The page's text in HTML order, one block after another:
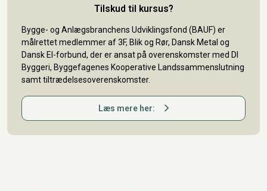
Tilskud til kursus?
Bygge- og Anlægsbranchens Udviklingsfond (BAUF) er
målrettet medlemmer af 3F, Blik og Rør, Dansk Metal og
Dansk El-forbund, der er ansat på overenskomster med DI
Byggeri, Byggefagenes Kooperative Landssammenslutning
samt tiltrædelsesoverenskomster.
Læs mere her: